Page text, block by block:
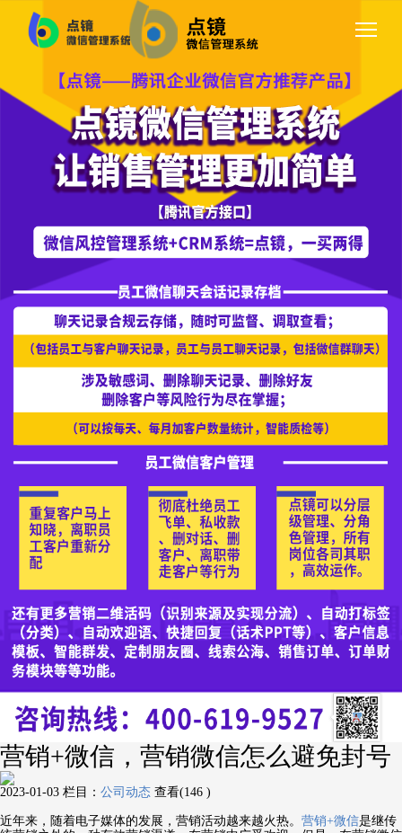
营销+微信，营销微信怎么避免封号
2023-01-03 栏目： 公司动态 查看(146 )
近年来，随着电子媒体的发展，营销活动越来越火热。 营销+微信是继传